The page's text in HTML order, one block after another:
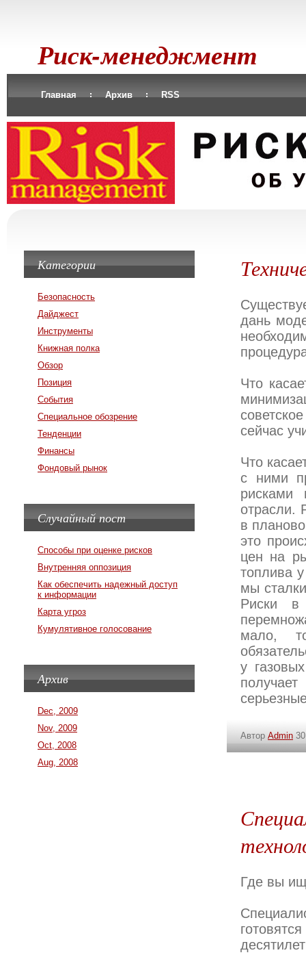
Риск-менеджмент
Главная Архив RSS
дань
Что
сейчас
Что
с ними
рисками
отрасли.
в
это
цен на
топлива
мы
Риски
мало,
у
Автор Admin
Где вы
Категории
Безопасность
Дайджест
Инструменты
Книжная полка
Обзор
Позиция
События
Специальное обозрение
Тенденции
Финансы
Фондовый рынок
Случайный пост
Способы при оценке рисков
Внутренняя оппозиция
Как обеспечить надежный доступ
к информации
Карта угроз
Кумулятивное голосование
Архив
Dec, 2009
Nov, 2009
Oct, 2008
Aug, 2008